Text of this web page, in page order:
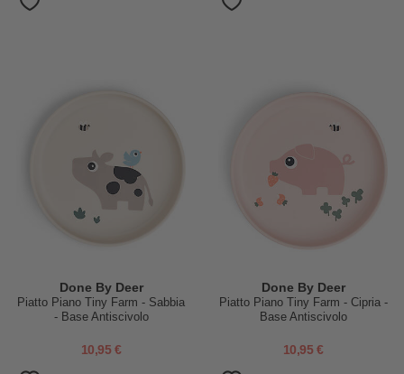
Done By Deer
Piatto Piano Tiny Farm - Sabbia
- Base Antiscivolo
10,95 €
Done By Deer
Piatto Piano Tiny Farm - Cipria -
Base Antiscivolo
10,95 €